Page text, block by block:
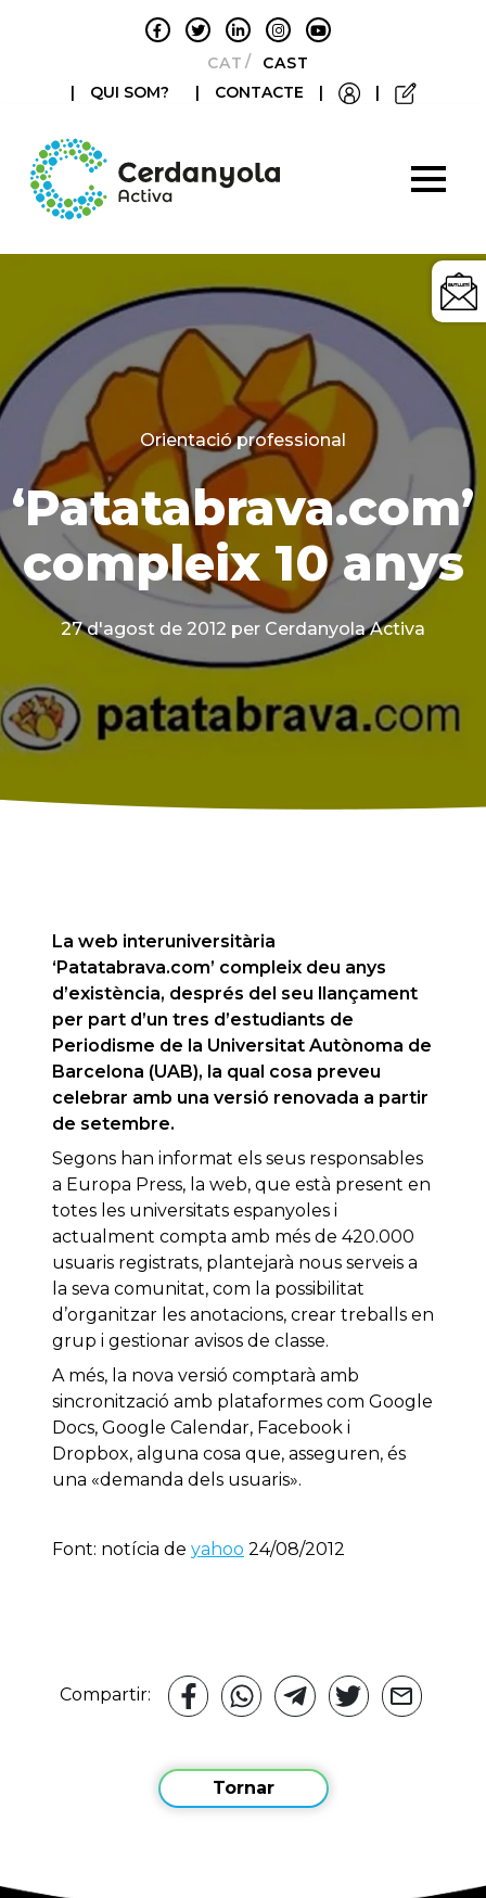
CATALÀCASTELLANO
|
QUI SOM? | CONTACTE | |
Categories
Orientació professional
‘Patatabrava.com’
compleix 10 anys
27 d'agost de 2012 per Cerdanyola Activa
La web interuniversitària
‘Patatabrava.com’ compleix deu anys
d’existència, després del seu llançament
per part d’un tres d’estudiants de
Periodisme de la Universitat Autònoma de
Barcelona (UAB), la qual cosa preveu
celebrar amb una versió renovada a partir
de setembre.
Segons han informat els seus responsables
a Europa Press, la web, que està present en
totes les universitats espanyoles i
actualment compta amb més de 420.000
usuaris registrats, plantejarà nous serveis a
la seva comunitat, com la possibilitat
d’organitzar les anotacions, crear treballs en
grup i gestionar avisos de classe.
A més, la nova versió comptarà amb
sincronització amb plataformes com Google
Docs, Google Calendar, Facebook i
Dropbox, alguna cosa que, asseguren, és
una «demanda dels usuaris».
Font: notícia de yahoo 24/08/2012
Compartir:
Tornar